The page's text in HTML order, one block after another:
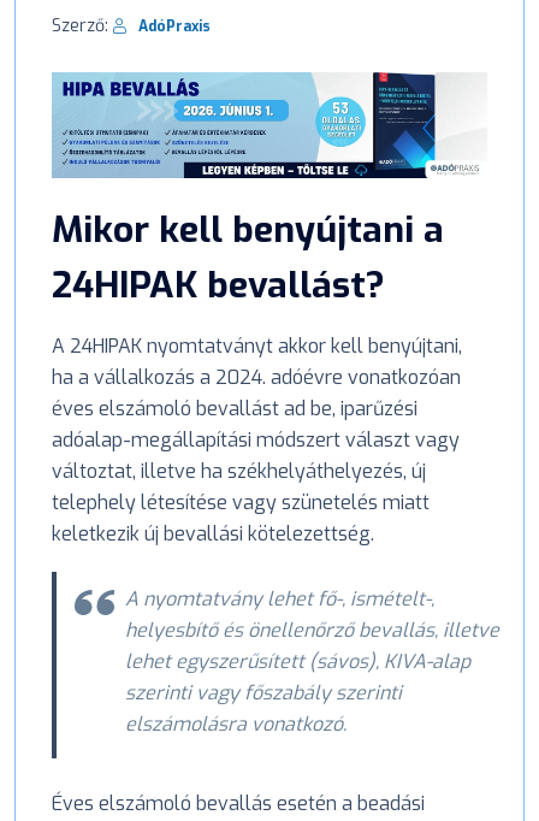
Szerző: AdóPraxis
Mikor kell benyújtani a
24HIPAK bevallást?
A 24HIPAK nyomtatványt akkor kell benyújtani,
ha a vállalkozás a 2024. adóévre vonatkozóan
éves elszámoló bevallást ad be, iparűzési
adóalap-megállapítási módszert választ vagy
változtat, illetve ha székhelyáthelyezés, új
telephely létesítése vagy szünetelés miatt
keletkezik új bevallási kötelezettség.
A nyomtatvány lehet fő-, ismételt-,
helyesbítő és önellenőrző bevallás, illetve
lehet egyszerűsített (sávos), KIVA-alap
szerinti vagy főszabály szerinti
elszámolásra vonatkozó.
Éves elszámoló bevallás esetén a beadási